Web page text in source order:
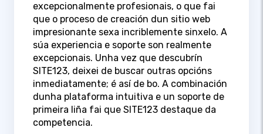
excepcionalmente profesionais, o que fai
que o proceso de creación dun sitio web
impresionante sexa incriblemente sinxelo. A
súa experiencia e soporte son realmente
excepcionais. Unha vez que descubrín
SITE123, deixei de buscar outras opcións
inmediatamente; é así de bo. A combinación
dunha plataforma intuitiva e un soporte de
primeira liña fai que SITE123 destaque da
competencia.